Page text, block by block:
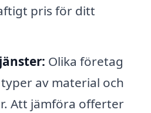
pris för ditt
Olika företag
av material och
Att jämföra offerter